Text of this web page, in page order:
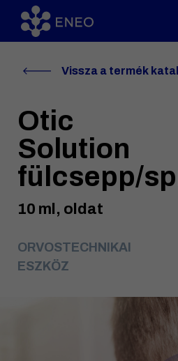
Vissza a termék
Otic
Solution
fülcsepp/
10 ml, oldat
ORVOSTECHNIKAI
ESZKÖZ